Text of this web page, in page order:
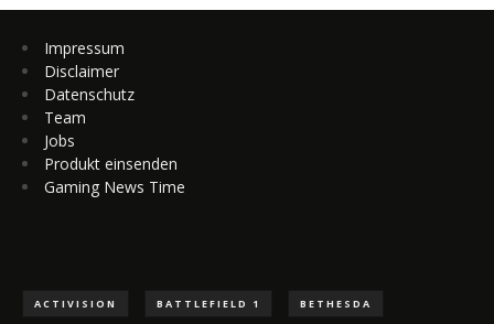
Impressum
Disclaimer
Datenschutz
Team
Jobs
Produkt einsenden
Gaming News Time
ACTIVISION BATTLEFIELD 1 BETHESDA